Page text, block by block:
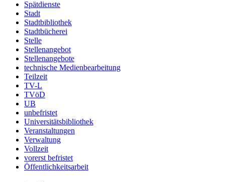
Spätdienste
Stadt
Stadtbibliothek
Stadtbücherei
Stelle
Stellenangebot
Stellenangebote
technische Medienbearbeitung
Teilzeit
TV-L
TVöD
UB
unbefristet
Universitätsbibliothek
Veranstaltungen
Verwaltung
Vollzeit
vorerst befristet
Öffentlichkeitsarbeit